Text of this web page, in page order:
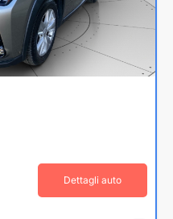
Dettagli auto